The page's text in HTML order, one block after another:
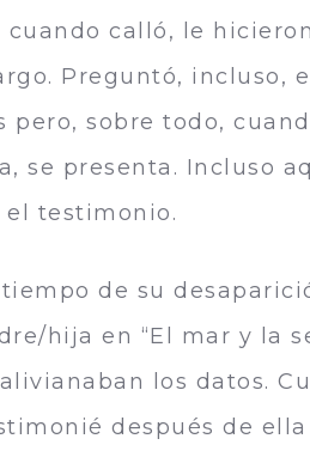
calló, le
Preguntó, incluso,
sobre todo,
se presenta. Incluso
testimonio.
de su
hija en “El mar y la
los datos.
después de